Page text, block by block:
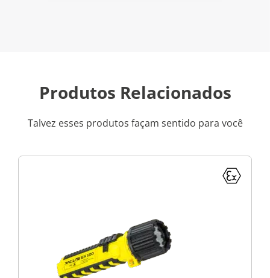
Produtos Relacionados
Talvez esses produtos façam sentido para você